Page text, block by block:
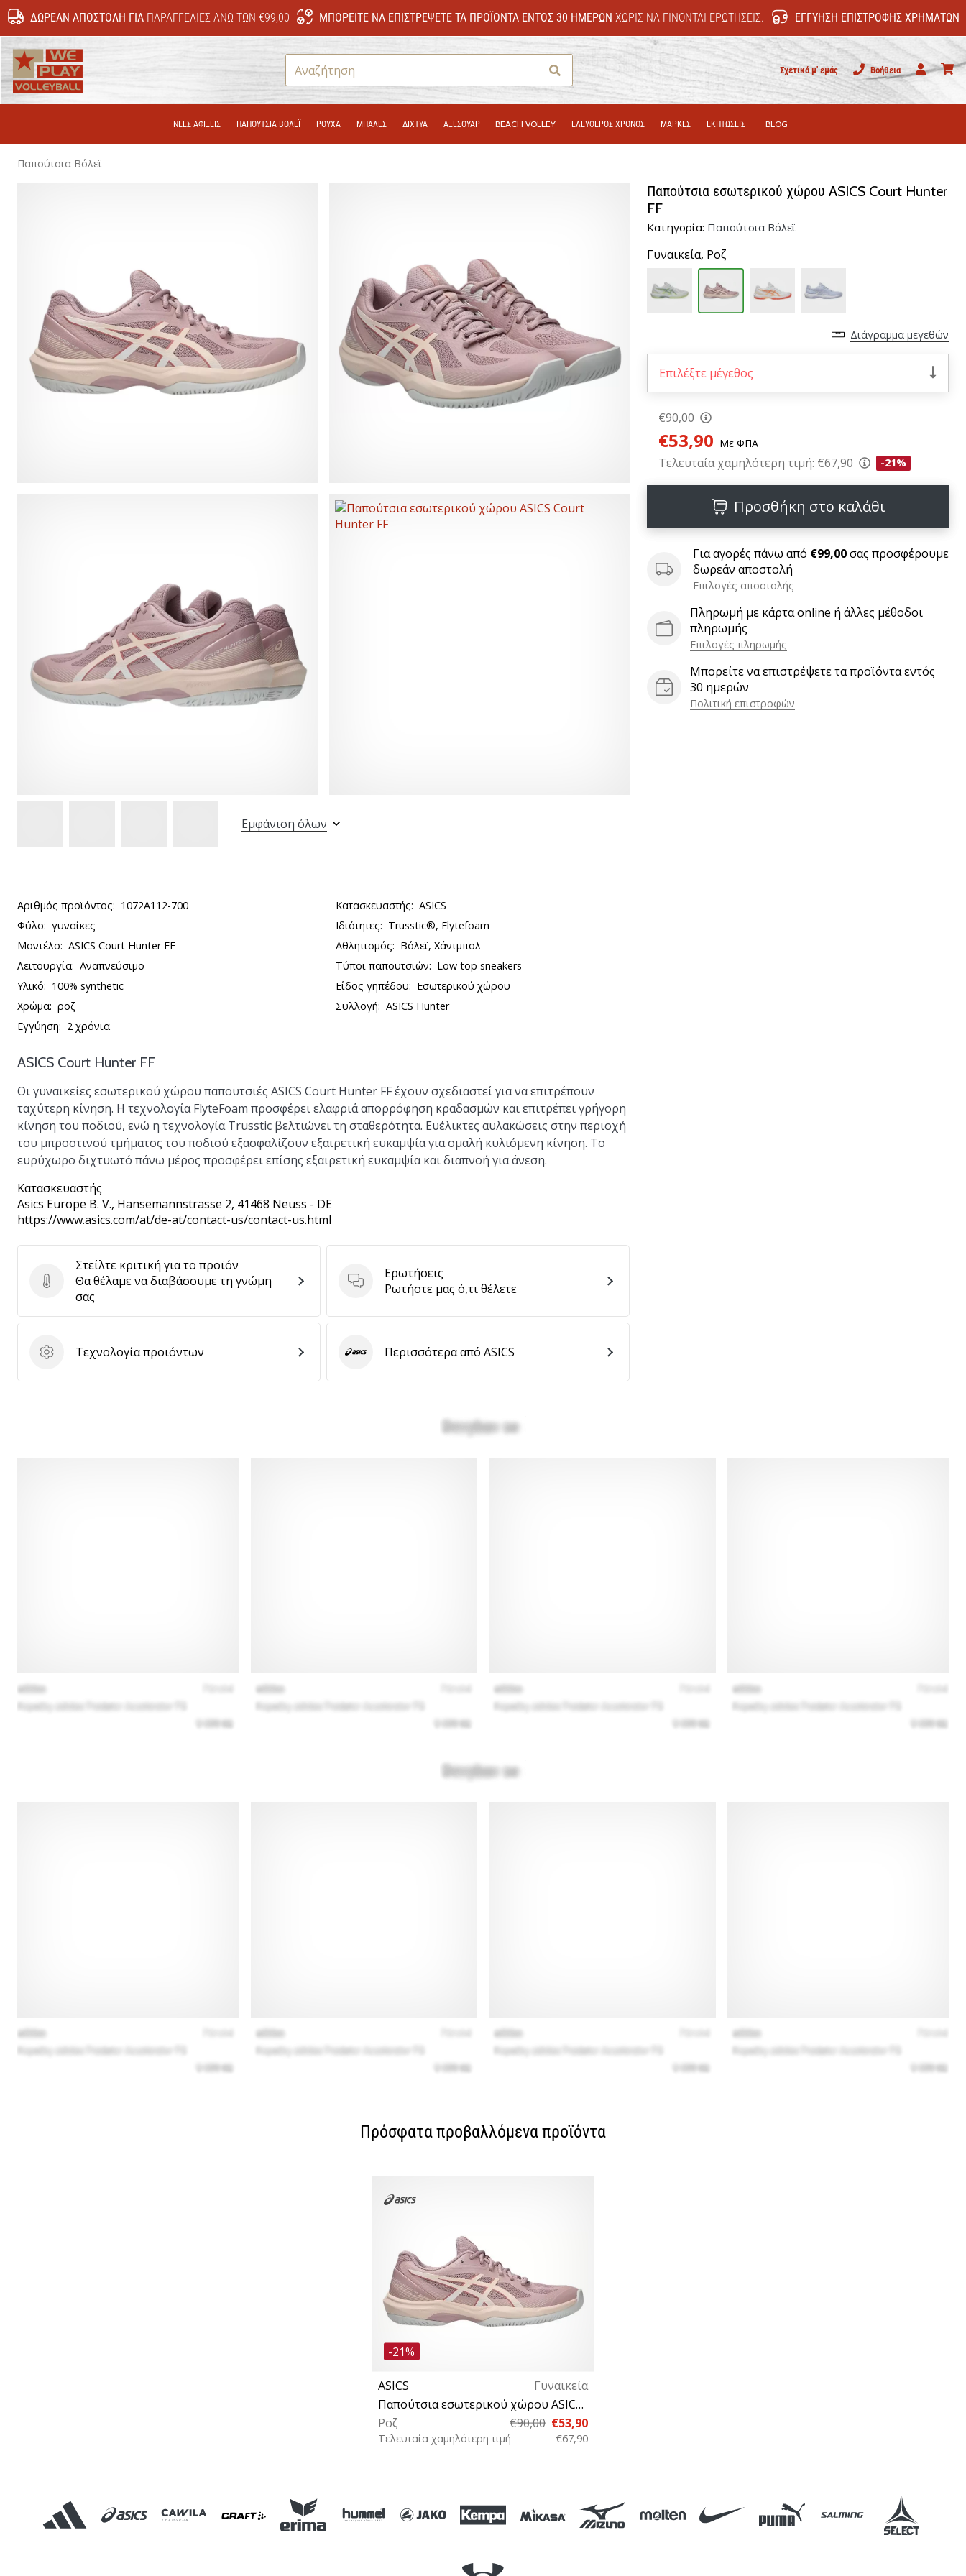
ΔΩΡΕΆΝ ΑΠΟΣΤΟΛΉ ΓΙΑΠΑΡΑΓΓΕΛΊΕΣ ΆΝΩ ΤΩΝ €99,00 ΜΠΟΡΕΊΤΕ ΝΑ ΕΠΙΣΤΡΈΨΕΤΕ ΤΑ ΠΡΟΪΌΝΤΑ ΕΝΤΌΣ 30 ΗΜΕΡΏΝ ΧΩΡΊΣ ΝΑ ΓΊΝΟΝΤΑΙ ΕΡΩΤΉΣΕΙΣ. ΕΓΓΎΗΣΗ ΕΠΙΣΤΡΟΦΉΣ ΧΡΗΜΆΤΩΝ
Αναζήτηση Σχετικά μ' εμάς
Βοήθεια
Χρήστης
ΝΕΕΣ ΑΦΙΞΕΙΣ ΠΑΠΟΎΤΣΙΑ ΒΌΛΕΪ ΡΟΎΧΑ ΜΠΑΛΕΣ ΔΊΧΤΥΑ ΑΞΕΣΟΥΑΡ BEACH VOLLEY ΕΛΕΥΘΕΡΟΣ ΧΡΟΝΟΣ ΜΑΡΚΕΣ ΕΚΠΤΩΣΕΙΣ BLOG
Παπούτσια Βόλεϊ
Παπούτσια εσωτερικού χώρου ASICS Court Hunter
FF
Κατηγορία: Παπούτσια Βόλεϊ
Γυναικεία, Ροζ
Διάγραμμα μεγεθών
Επιλέξτε μέγεθος
€90,00
€53,90 Με ΦΠΑ
Τελευταία χαμηλότερη τιμή: €67,90 -21%
Προσθήκη στο καλάθι
Για αγορές πάνω από €99,00σας προσφέρουμε
δωρεάν αποστολή
Επιλογές αποστολής
Πληρωμή με κάρτα online ή άλλες μέθοδοι
πληρωμής
Επιλογές πληρωμής
Μπορείτε να επιστρέψετε τα προϊόντα εντός
30 ημερών
Πολιτική επιστροφών
Εμφάνιση όλων
Αριθμός προϊόντος: 1072A112-700 Κατασκευαστής: ASICS
Φύλο: γυναίκες Ιδιότητες: Trusstic®, Flytefoam
Μοντέλο: ASICS Court Hunter FF Αθλητισμός: Βόλεϊ, Χάντμπολ
Λειτουργία: Αναπνεύσιμο Τύποι παπουτσιών: Low top sneakers
Υλικό: 100% synthetic Είδος γηπέδου: Εσωτερικού χώρου
Χρώμα: ροζ Συλλογή: ASICS Hunter
Εγγύηση: 2 χρόνια
ASICS Court Hunter FF
Οι γυναικείες εσωτερικού χώρου παπουτσιές ASICS Court Hunter FFέχουν σχεδιαστεί για να επιτρέπουν
ταχύτερη κίνηση. Η τεχνολογίαFlyteFoam προσφέρει ελαφριά απορρόφηση κραδασμών και επιτρέπει γρήγορη
κίνηση του ποδιού, ενώ η τεχνολογίαTrusstic βελτιώνει τη σταθερότητα. Ευέλικτες αυλακώσεις στην περιοχή
του μπροστινού τμήματος του ποδιού εξασφαλίζουν εξαιρετική ευκαμψία για ομαλή κυλιόμενη κίνηση. Το
ευρύχωρο διχτυωτό πάνω μέρος προσφέρει επίσης εξαιρετική ευκαμψία και διαπνοή για άνεση.
Κατασκευαστής
Asics Europe B. V., Hansemannstrasse 2, 41468 Neuss - DE
https://www.asics.com/at/de-at/contact-us/contact-us.html
Στείλτε κριτική για το προϊόν
Στείλτε κριτική για το προϊόν
Θα θέλαμε να διαβάσουμε τη γνώμη
σας
Ερωτήσεις
Ερωτήσεις
Ρωτήστε μας ό,τι θέλετε
Τεχνολογία προϊόντων
Τεχνολογία προϊόντων ASICSΠερισσότερα από ASICS
Πρόσφατα προβαλλόμενα προϊόντα
-21%
ASICS
Γυναικεία
Παπούτσια εσωτερικού χώρου ASICS Court Hunter FF
Ροζ
€90,00 €53,90
Τελευταία χαμηλότερη τιμή €67,90